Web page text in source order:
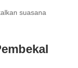
suasana